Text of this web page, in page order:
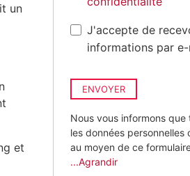
un
et
J'accepte de
informations par
ENVOYER
Nous vous informons que
les données personnelles
au moyen de ce
...Agrandir